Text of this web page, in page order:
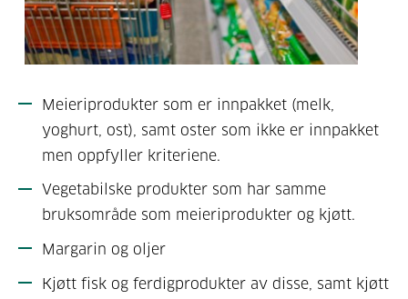
Meieriprodukter som er innpakket (melk,
yoghurt, ost), samt oster som ikke er innpakket
men oppfyller kriteriene.
Vegetabilske produkter som har samme
bruksområde som meieriprodukter og kjøtt.
Margarin og oljer
Kjøtt fisk og ferdigprodukter av disse, samt kjøtt